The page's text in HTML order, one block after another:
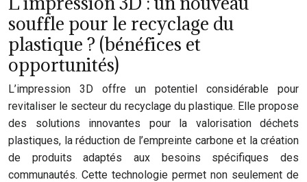
souffle pour le recyclage du
plastique ? (bénéfices et
opportunités)
L’impression 3D offre un potentiel considérable pour
revitaliser le secteur du recyclage du plastique. Elle propose
des solutions innovantes pour la valorisation déchets
plastiques, la réduction de l’empreinte carbone et la création
de produits adaptés aux besoins spécifiques des
communautés. Cette technologie permet non seulement de